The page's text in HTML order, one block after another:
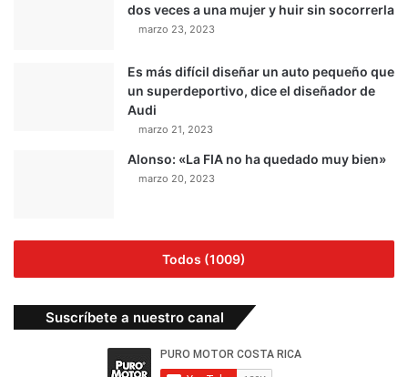
dos veces a una mujer y huir sin socorrerla
marzo 23, 2023
Es más difícil diseñar un auto pequeño que
un superdeportivo, dice el diseñador de
Audi
marzo 21, 2023
Alonso: «La FIA no ha quedado muy bien»
marzo 20, 2023
Todos (1009)
Suscríbete a nuestro canal